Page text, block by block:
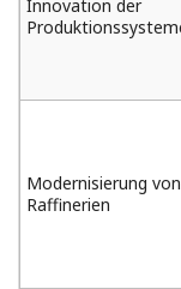
Innovation der
Modernisierung von
Raffinerien